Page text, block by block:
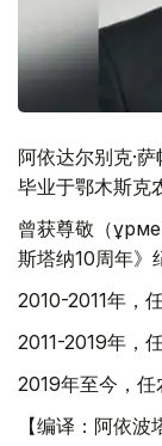
阿依达尔别克·
毕业于鄂木斯克
曾获尊敬（
斯塔纳10周年》
2010-2011年，
2011-2019年，
2019年至今，任
【编译：阿依波